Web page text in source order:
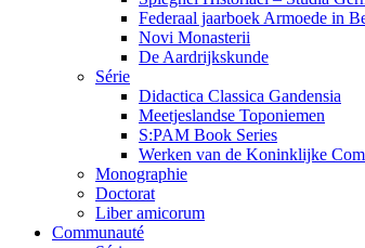
Federaal jaarboek Armoede in
Novi Monasterii
De Aardrijkskunde
Série
Didactica Classica Gandensia
Meetjeslandse Toponiemen
S:PAM Book Series
Werken van de Koninklijke
Monographie
Doctorat
Liber amicorum
Communauté